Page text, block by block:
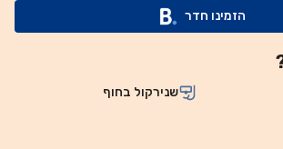
הזמינו חדר
שנירקול בחוף